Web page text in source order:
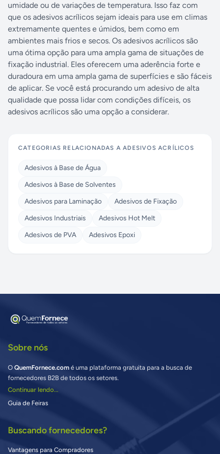
umidade ou de variações de temperatura. Isso faz com
que os adesivos acrílicos sejam ideais para use em climas
extremamente quentes e úmidos, bem como em
ambientes mais frios e secos. Os adesivos acrílicos são
uma ótima opção para uma ampla gama de situações de
fixação industrial. Eles oferecem uma aderência forte e
duradoura em uma ampla gama de superfícies e são fáceis
de aplicar. Se você está procurando um adesivo de alta
qualidade que possa lidar com condições difíceis, os
adesivos acrílicos são uma opção a considerar.
CATEGORIAS RELACIONADAS AADESIVOS ACRÍLICOS
Adesivos à Base de Água
Adesivos à Base de Solventes
Adesivos para Laminação
Adesivos de Fixação
Adesivos Industriais
Adesivos Hot Melt
Adesivos de PVA
Adesivos Epoxi
Sobre nós
O QuemFornece.com é uma plataforma gratuita para a busca de
fornecedores B2B de todos os setores.
Continuar lendo...
Guia de Feiras
Buscando fornecedores?
Vantagens para Compradores